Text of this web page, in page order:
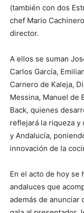
(también con dos
chef Mario
director.
A ellos se suman
Carlos García,
Carnero de Kaleja,
Messina, Manuel de
Back, quienes
reflejará la riqueza y
y Andalucía,
innovación de la
En el acto de hoy se
andaluces que
además de anunciar